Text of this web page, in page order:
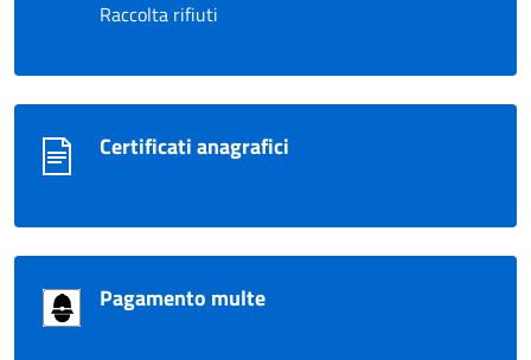
Raccolta rifiuti
Certificati anagrafici
Pagamento multe